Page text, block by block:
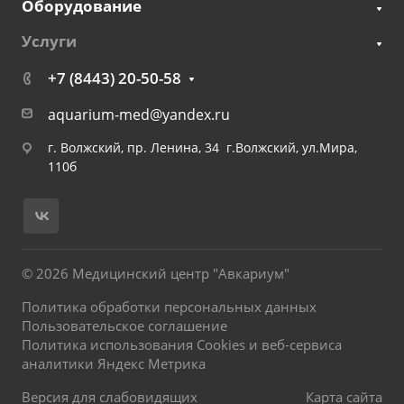
Оборудование
Услуги
+7 (8443) 20-50-58
aquarium-med@yandex.ru
г. Волжский, пр. Ленина, 34 г.Волжский, ул.Мира,
110б
© 2026 Медицинский центр "Авкариум"
Политика обработки персональных данных
Пользовательское соглашение
Политика использования Cookies и веб-сервиса
аналитики Яндекс Метрика
Версия для слабовидящих
Карта сайта